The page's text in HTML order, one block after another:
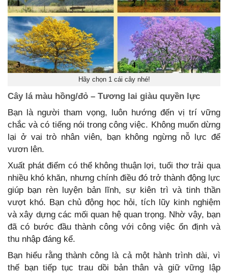
Hãy chọn 1 cái cây nhé!
Cây lá màu hồng/đỏ – Tương lai giàu quyền lực
Bạn là người tham vọng, luôn hướng đến vị trí vững
chắc và có tiếng nói trong công việc. Không muốn dừng
lại ở vai trò nhân viên, bạn không ngừng nỗ lực để
vươn lên.
Xuất phát điểm có thể không thuận lợi, tuổi thơ trải qua
nhiều khó khăn, nhưng chính điều đó trở thành động lực
giúp bạn rèn luyện bản lĩnh, sự kiên trì và tinh thần
vượt khó. Bạn chủ động học hỏi, tích lũy kinh nghiệm
và xây dựng các mối quan hệ quan trọng. Nhờ vậy, bạn
đã có bước đầu thành công với công việc ổn định và
thu nhập đáng kể.
Bạn hiểu rằng thành công là cả một hành trình dài, vì
thế bạn tiếp tục trau dồi bản thân và giữ vững lập